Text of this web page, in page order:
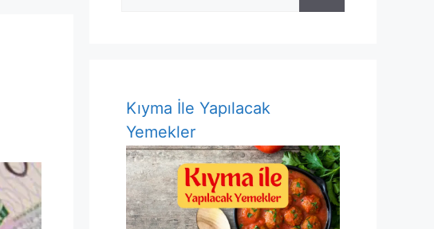
Kıyma İle Yapılacak
Yemekler